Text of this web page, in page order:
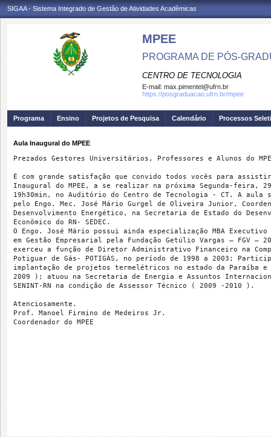
SIGAA - Sistema Integrado de Gestão de Atividades Acadêmicas
MPEE
PROGRAMA DE PÓS-
CENTRO DE TECNOLOGIA
E-mail: max.pimentel@ufrn.br
https://posgraduacao.ufrn.br/mpee
Programa Ensino Projetos de Pesquisa Calendário Processos
Aula Inaugural do MPEE
Prezados Gestores Universitários, Professores e Alunos do
É com grande satisfação que convido todos vocês para
Inaugural do MPEE, a se realizar na próxima Segunda-feira,
19h30min, no Auditório do Centro de Tecnologia - CT. A aula
pelo Engo. Mec. José Mário Gurgel de Oliveira Junior,
Desenvolvimento Energético, na Secretaria de Estado do
Econômico do RN- SEDEC.
O Engo. José Mário possui ainda especialização MBA Executivo
em Gestão Empresarial pela Fundação Getúlio Vargas – FGV –
exerceu a função de Diretor Administrativo Financeiro na
Potiguar de Gás- POTIGÁS, no período de 1998 a 2003;
implantação de projetos termelétricos no estado da Paraíba e
2009 ); atuou na Secretaria de Energia e Assuntos
SENINT-RN na condição de Assessor Técnico ( 2009 -2010 ).
Atenciosamente.
Prof. Manoel Firmino de Medeiros Jr.
Coordenador do MPEE